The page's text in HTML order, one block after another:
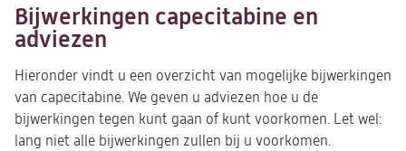
Bijwerkingen capecitabine en
adviezen
Hieronder vindt u een overzicht van mogelijke bijwerkingen
van capecitabine. We geven u adviezen hoe u de
bijwerkingen tegen kunt gaan of kunt voorkomen. Let wel:
lang niet alle bijwerkingen zullen bij u voorkomen.